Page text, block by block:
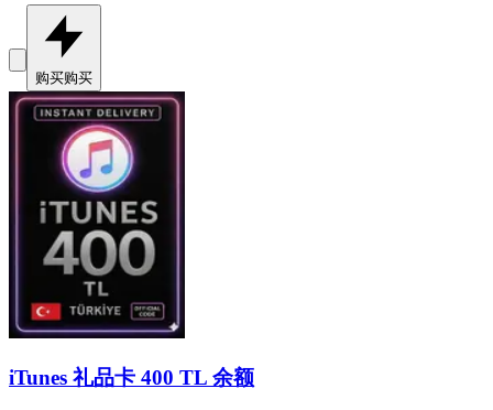
购买购买
iTunes 礼品卡 400 TL 余额